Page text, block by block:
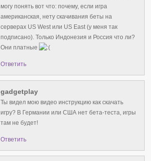
могу понять вот что: почему, если игра
американская, нету скачивания беты на
серверах US West или US East (у меня так
подписано). Только Индонезия и Россия что ли?
Они платные
Ответить
gadgetplay
Ты видел мою видео инструкцию как скачать
игру? В Германии или США нет бета-теста, игры
там не будет!
Ответить